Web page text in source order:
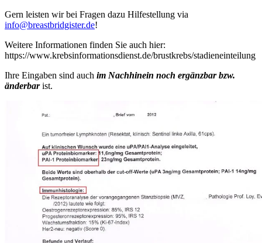
Gern leisten wir bei Fragen dazu Hilfestellung via
info@breastbridgister.de!
Weitere Informationen finden Sie auch hier:
https://www.krebsinformationsdienst.de/brustkrebs/stadieneinteilung
Ihre Eingaben sind auch im Nachhinein noch ergänzbar bzw.
änderbarist.